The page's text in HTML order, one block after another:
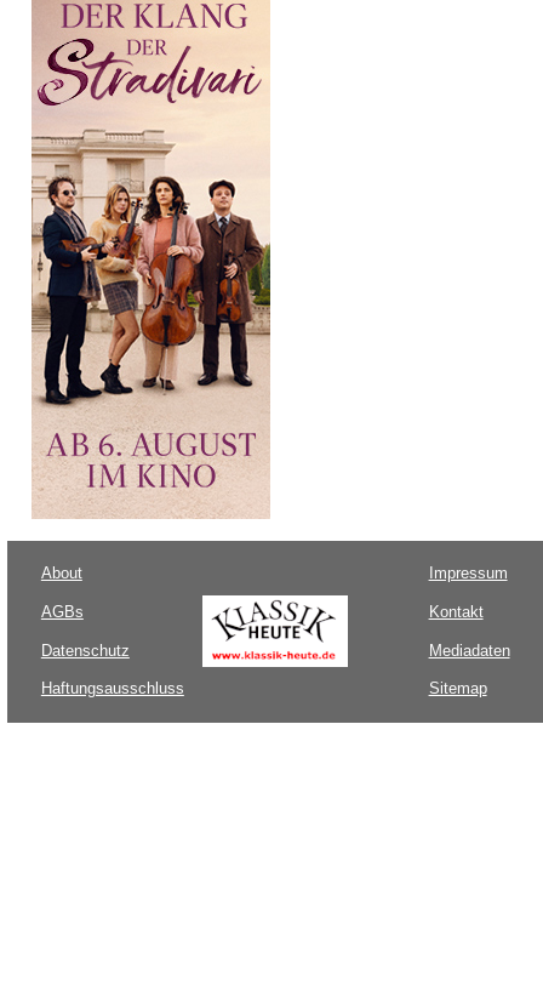
About
AGBs
Datenschutz
Haftungsausschluss
Impressum
Kontakt
Mediadaten
Sitemap